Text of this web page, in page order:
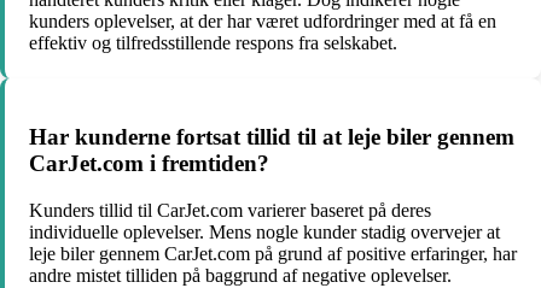
kunders oplevelser, at der har været udfordringer med at få en
effektiv og tilfredsstillende respons fra selskabet.
Har kunderne fortsat tillid til at leje biler gennem
CarJet.com i fremtiden?
Kunders tillid til CarJet.com varierer baseret på deres
individuelle oplevelser. Mens nogle kunder stadig overvejer at
leje biler gennem CarJet.com på grund af positive erfaringer, har
andre mistet tilliden på baggrund af negative oplevelser.